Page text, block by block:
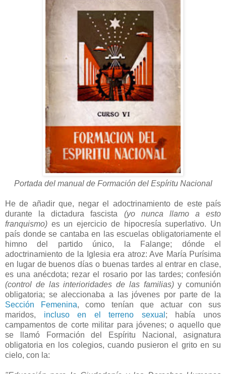
Portada del manual de Formación del Espíritu Nacional
He de añadir que, negar el adoctrinamiento de este país
durante la dictadura fascista (yo nunca llamo a esto
franquismo) es un ejercicio de hipocresía superlativo. Un
país donde se cantaba en las escuelas obligatoriamente el
himno del partido único, la Falange; dónde el
adoctrinamiento de la Iglesia era atroz: Ave María Purísima
en lugar de buenos días o buenas tardes al entrar en clase,
es una anécdota; rezar el rosario por las tardes; confesión
(control de las interioridades de las familias)y comunión
obligatoria; se aleccionaba a las jóvenes por parte de la
Sección Femenina, como tenían que actuar con sus
maridos, incluso en el terreno sexual ; había unos
campamentos de corte militar para jóvenes; o aquello que
se llamó Formación del Espíritu Nacional, asignatura
obligatoria en los colegios, cuando pusieron el grito en su
cielo, con la: